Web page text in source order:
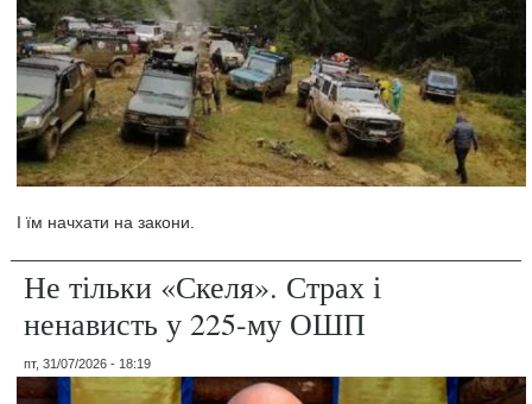
І їм начхати на закони.
Не тільки «Скеля». Страх і
ненависть у 225-му ОШП
пт, 31/07/2026 - 18:19